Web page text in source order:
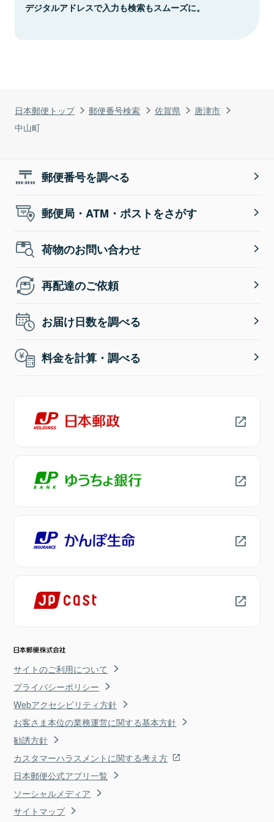
日本郵便トップ 郵便番号検索 佐賀県
唐津市
中山町
デジタルアドレスで入力も検索もスムーズに。
郵便番号を調べる
郵便局・ATM・ポストをさがす
荷物のお問い合わせ
再配達のご依頼
お届け日数を調べる
料金を計算・調べる
サイトのご利用について
プライバシーポリシー
Webアクセシビリティ方針
お客さま本位の業務運営に関する基本方針
勧誘方針
カスタマーハラスメントに関する考え方
日本郵便公式アプリ一覧
ソーシャルメディア
サイトマップ